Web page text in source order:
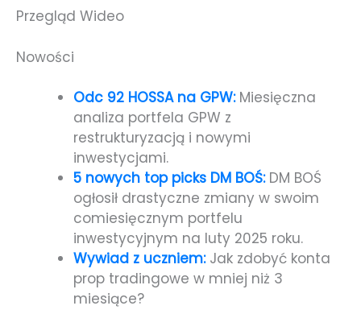
Przegląd Wideo
Nowości
Odc 92 HOSSA na GPW:Miesięczna
analiza portfela GPW z
restrukturyzacją i nowymi
inwestycjami.
5 nowych top picks DM BOŚ:DM BOŚ
ogłosił drastyczne zmiany w swoim
comiesięcznym portfelu
inwestycyjnym na luty 2025 roku.
Wywiad z uczniem:Jak zdobyć konta
prop tradingowe w mniej niż 3
miesiące?